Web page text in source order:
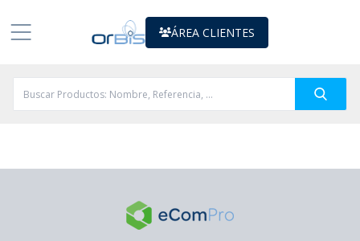
ÁREA CLIENTES